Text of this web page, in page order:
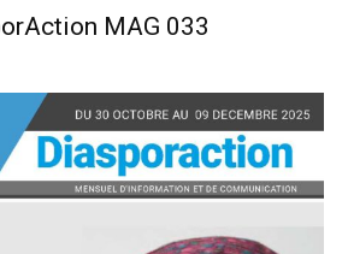
MAG 033